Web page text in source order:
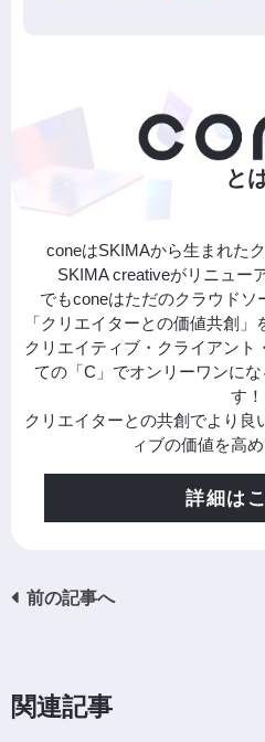
と
coneはSKIMAから生まれた
SKIMA creativeがリニュー
でもconeはただのクラウドソ
「クリエイターとの価値共創」
クリエイティブ・クライアント
ての「C」でオンリーワンに
す！
クリエイターとの共創でより良
ィブの価値を高め
詳細は
前の記事へ
関連記事